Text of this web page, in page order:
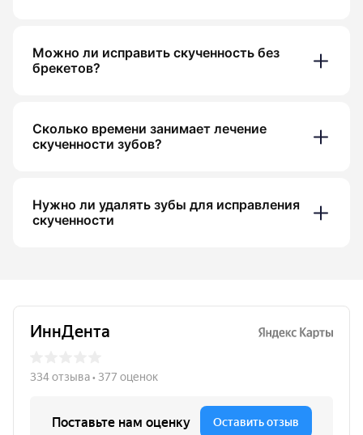
Можно ли исправить скученность без
брекетов?
Сколько времени занимает лечение
скученности зубов?
Нужно ли удалять зубы для исправления
скученности